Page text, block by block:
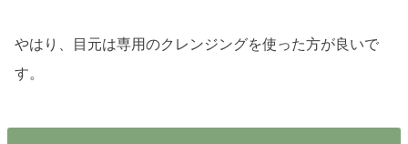
やはり、目元は専用のクレンジングを使った方が良いで
す。